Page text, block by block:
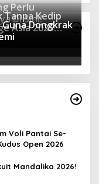
Perlu
Di Sini!
Tanpa Kedip
Asia 2025
Guna Dongkrak
Voli Pantai Se-
Open 2026
Mandalika 2026!